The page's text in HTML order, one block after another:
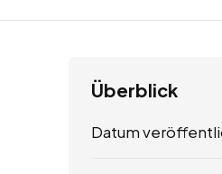
Überblick
Datum